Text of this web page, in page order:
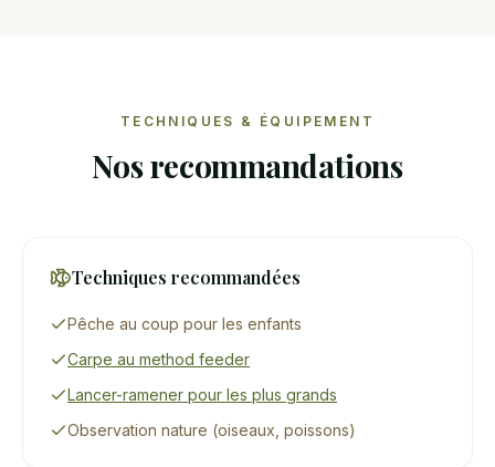
TECHNIQUES & ÉQUIPEMENT
Nos recommandations
Techniques recommandées
Pêche au coup pour les enfants
Carpe au method feeder
Lancer-ramener pour les plus grands
Observation nature (oiseaux, poissons)